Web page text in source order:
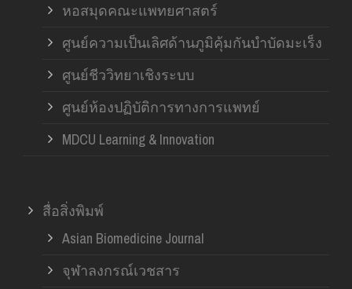
หอสมุดคณะแพทยศาสตร์
ศูนย์ความเป็นเลิศด้านภูมิคุ้มกันบำบัดมะเร็ง
ศูนย์ชีววิทยาเชิงระบบ
ศูนย์ห้องปฏิบัติการทางการแพทย์
MDCU Learning & Innovation
สื่อสิ่งพิมพ์
Asian Biomedicine Journal
จุฬาลงกรณ์เวชสาร